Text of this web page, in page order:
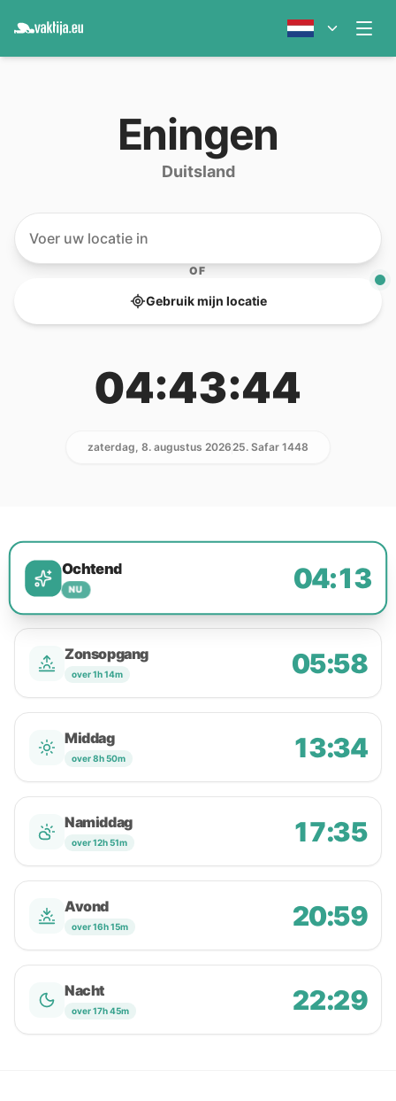
Eningen
Duitsland
OF
Gebruik mijn locatie
04:43:44
zaterdag, 8. augustus 202625. Safar 1448
Ochtend
NU 04:13
Zonsopgang
over 1h 14m 05:58
Middag
over 8h 50m 13:34
Namiddag
over 12h 51m 17:35
Avond
over 16h 15m 20:59
Nacht
over 17h 45m 22:29